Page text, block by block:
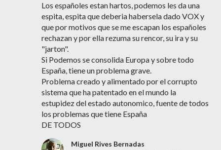
Los españoles estan hartos, podemos les da una
espita, espita que deberia habersela dado VOX y
que por motivos que se me escapan los españoles
rechazan y por ella rezuma su rencor, su ira y su
"jarton".
Si Podemos se consolida Europa y sobre todo
España, tiene un problema grave.
Problema creado y alimentado por el corrupto
sistema que ha patentado en el mundo la
estupidez del estado autonomico, fuente de todos
los problemas que tiene España
DE TODOS
Miguel Rives Bernadas